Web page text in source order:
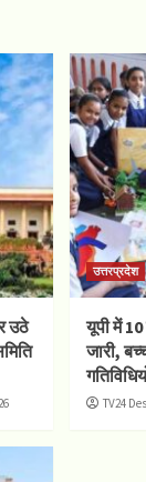
उठे
उत्तरप्रदेश
यूपी में
जारी,
TV24